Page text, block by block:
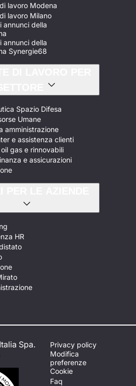
lavoro Modena
lavoro Milano
annunci della
annunci della
Synergie68
Spazio Difesa
Umane
amministrazione
e assistenza clienti
gas e rinnovabili
e assicurazioni
HR
Spa.
Privacy policy
Modifica
preferenze
Cookie
Faq